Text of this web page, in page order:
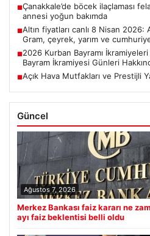
■Çanakkale’de böcek ilaçlaması
annesi yoğun bakımda
■Altın fiyatları canlı 8 Nisan 2026:
Gram, çeyrek, yarım ve
■2026 Kurban Bayramı
Bayram İkramiyesi Günleri
■Açık Hava Mutfakları ve Prestijli
Güncel
Ağustos 7, 2026
Merkez Bankası faiz kararı ne
ayı faiz beklentisi belli oldu